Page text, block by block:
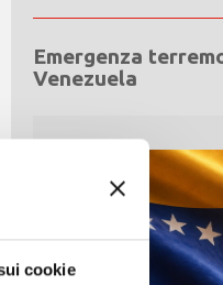
cookie
Emergenza
Venezuela